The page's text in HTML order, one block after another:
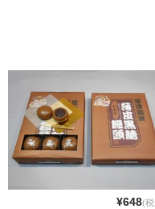
ゆもみちゃん
スイーツ
文具
¥648(